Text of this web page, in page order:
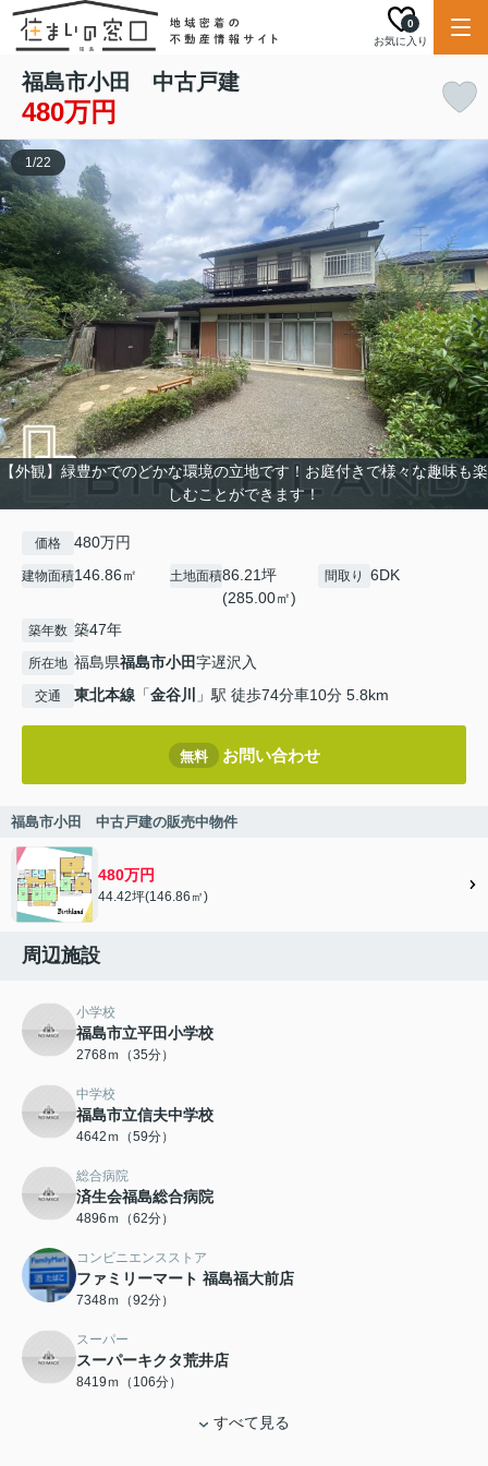
お気に入り
0
福島市小田 中古戸建
480万円
【外観】緑豊かでのどかな環境の立地です！お庭付きで様々な趣味も楽
しむことができます！
1/22
価格 480万円
建物面積146.86㎡ 土地面積86.21坪
(285.00㎡)
間取り 6DK
築年数 築47年
所在地 福島県福島市小田字遅沢入
交通 東北本線 「金谷川 」駅 徒歩74分車10分 5.8km
無料 お問い合わせ
福島市小田 中古戸建の販売中物件
480万円
44.42坪(146.86㎡)
周辺施設
小学校
福島市立平田小学校
2768ｍ（35分）
中学校
福島市立信夫中学校
4642ｍ（59分）
総合病院
済生会福島総合病院
4896ｍ（62分）
コンビニエンスストア
ファミリーマート 福島福大前店
7348ｍ（92分）
スーパー
スーパーキクタ荒井店
8419ｍ（106分）
すべて見る